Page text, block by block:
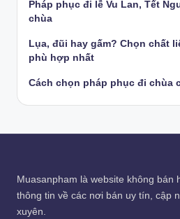
Pháp phục đi lễ Vu Lan, Tết
chùa
Lụa, đũi hay gấm? Chọn chất
phù hợp nhất
Cách chọn pháp phục đi chùa
Muasanpham là website không bán
thông tin về các nơi bán uy tín, cập
xuyên.